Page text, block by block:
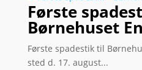
Første
Børnehuset
Første spadestik til
sted d. 17. august...